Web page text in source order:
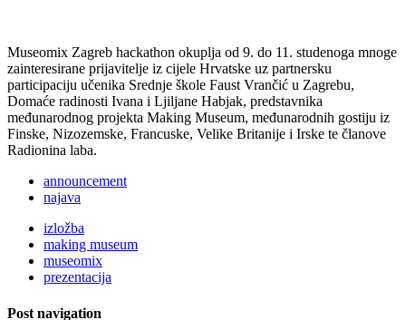
Museomix Zagreb hackathon okuplja od 9. do 11. studenoga mnoge
zainteresirane prijavitelje iz cijele Hrvatske uz partnersku
participaciju učenika Srednje škole Faust Vrančić u Zagrebu,
Domaće radinosti Ivana i Ljiljane Habjak, predstavnika
međunarodnog projekta Making Museum, međunarodnih gostiju iz
Finske, Nizozemske, Francuske, Velike Britanije i Irske te članove
Radionina laba.
announcement
najava
izložba
making museum
museomix
prezentacija
Post navigation